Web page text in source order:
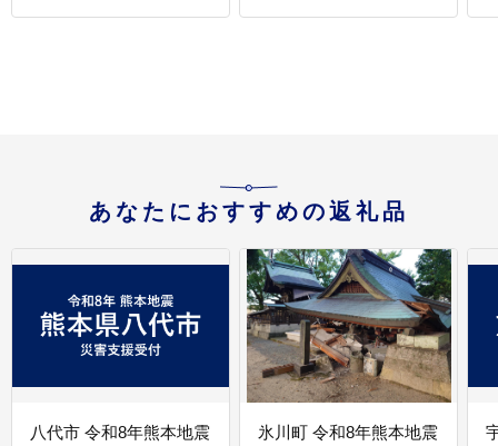
お中元 おすすめ みかん
あなたにおすすめの返礼品
八代市 令和8年熊本地震
氷川町 令和8年熊本地震